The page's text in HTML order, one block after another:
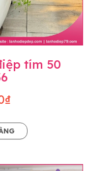
tím 50